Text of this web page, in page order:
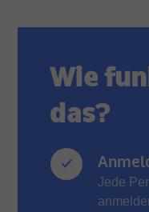
Wie
das?
Jede